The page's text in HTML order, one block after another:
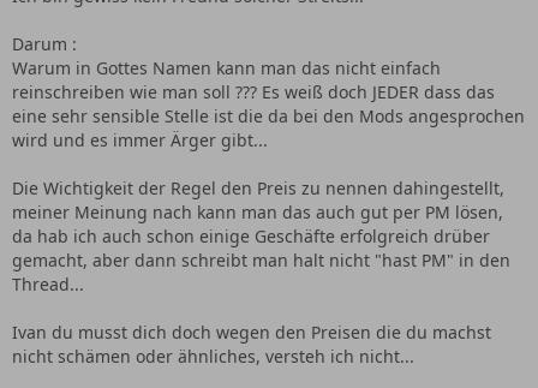
Darum :
Warum in Gottes Namen kann man das nicht einfach
reinschreiben wie man soll ??? Es weiß doch JEDER dass das
eine sehr sensible Stelle ist die da bei den Mods angesprochen
wird und es immer Ärger gibt...
Die Wichtigkeit der Regel den Preis zu nennen dahingestellt,
meiner Meinung nach kann man das auch gut per PM lösen,
da hab ich auch schon einige Geschäfte erfolgreich drüber
gemacht, aber dann schreibt man halt nicht "hast PM" in den
Thread...
Ivan du musst dich doch wegen den Preisen die du machst
nicht schämen oder ähnliches, versteh ich nicht...